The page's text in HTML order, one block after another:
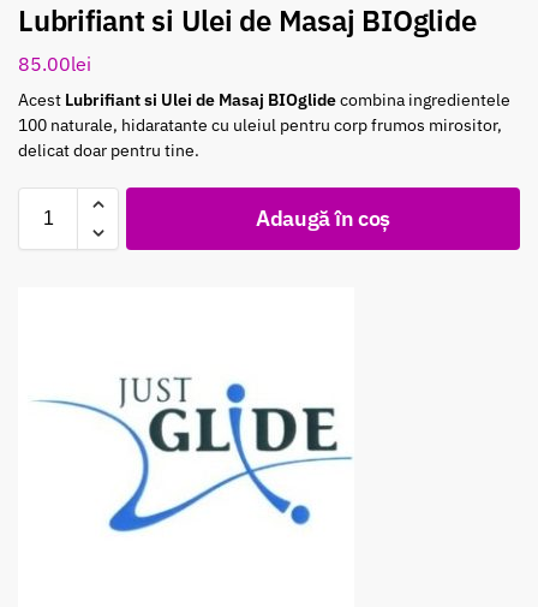
Lubrifiant si Ulei de Masaj BIOglide
85.00lei
Acest Lubrifiant si Ulei de Masaj BIOglidecombina ingredientele
100 naturale, hidaratante cu uleiul pentru corp frumos mirositor,
delicat doar pentru tine.
Adaugă în coș